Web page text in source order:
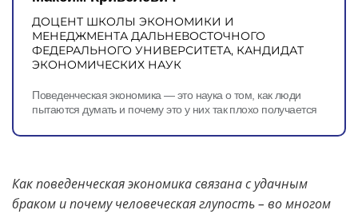
Контакты
КАМПУСЫ
ДОЦЕНТ ШКОЛЫ ЭКОНОМИКИ И
МЕНЕДЖМЕНТА ДАЛЬНЕВОСТОЧНОГО
ФЕДЕРАЛЬНОГО УНИВЕРСИТЕТА, КАНДИДАТ
ЭКОНОМИЧЕСКИХ НАУК
Поведенческая экономика — это наука о том, как люди
пытаются думать и почему это у них так плохо получается
Как поведенческая экономика связана с удачным
браком и почему человеческая глупость – во многом